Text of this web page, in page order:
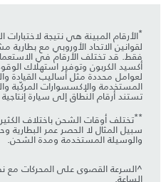
*الأرقام المبينة هي نتيجة
لقوانين الاتحاد الأوروبي مع بطارية
فقط. قد تختلف الأرقام في
أكسيد الكربون وتوفير استهلاك
لعوامل محددة مثل أساليب القيادة
المستخدمة والإكسسوارات المركّبة
تستند أرقام النطاق إلى سيارة
**تختلف أوقات الشحن باختلاف
سبيل المثال لا الحصر عمر البطارية
والوسيلة المستخدمة ومدة الشحن.
الساعة.